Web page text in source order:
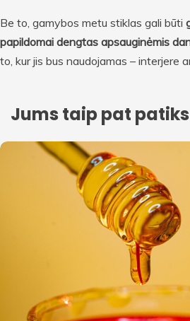
Be to, gamybos metu stiklas gali būti
papildomai dengtas apsauginėmis
to, kur jis bus naudojamas – interjere
Jums taip pat patiks